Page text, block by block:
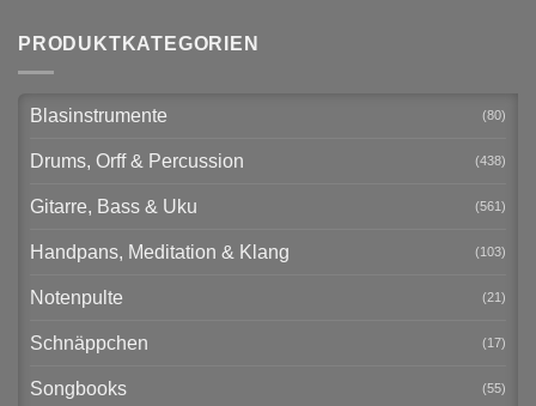
PRODUKTKATEGORIEN
Blasinstrumente (80)
Drums, Orff & Percussion (438)
Gitarre, Bass & Uku (561)
Handpans, Meditation & Klang (103)
Notenpulte (21)
Schnäppchen (17)
Songbooks (55)